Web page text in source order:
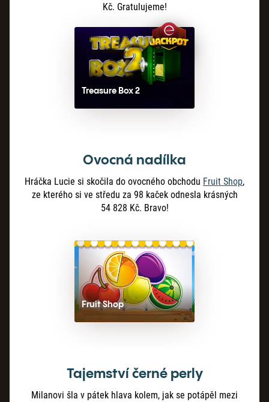
Kč. Gratulujeme!
Treasure Box 2
Ovocná nadílka
Hráčka Lucie si skočila do ovocného obchodu Fruit Shop,
ze kterého si ve středu za 98 kaček odnesla krásných
54 828 Kč. Bravo!
Fruit Shop
Tajemství černé perly
Milanovi šla v pátek hlava kolem, jak se potápěl mezi